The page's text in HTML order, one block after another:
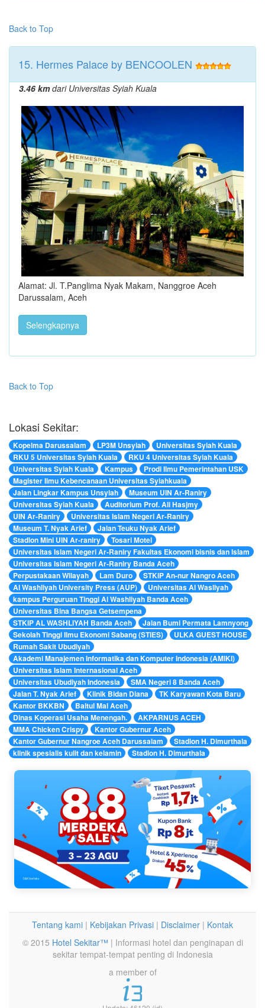
Back to Top
15. Hermes Palace by BENCOOLEN
3.46 kmdari Universitas Syiah Kuala
Alamat: Jl. T.Panglima Nyak Makam, Nanggroe Aceh
Darussalam, Aceh
Selengkapnya
Back to Top
Lokasi Sekitar:
Kopelma Darussalam LP3M Unsyiah
Universitas Syiah Kuala
RKU 5 Universitas Syiah Kuala
RKU 4 Universitas Syiah Kuala
Universitas Syiah Kuala
Kampus
Prodi Ilmu Pemerintahan USK
Magister Ilmu Kebencanaan Universitas Syiahkuala
Jalan Lingkar Kampus Unsyiah
Museum UIN Ar-Raniry
Universitas Syiah Kuala
Auditorium Prof. Ali Hasjmy
UIN Ar-Raniry
Universitas Islam Negeri Ar-Raniry
Museum T. Nyak Arief
Jalan Teuku Nyak Arief
Stadion Mini UIN Ar-raniry
Tosari Motel
Universitas Islam Negeri Ar-Raniry Fakultas Ekonomi bisnis dan Islam
Universitas Islam Negeri Ar-Raniry Banda Aceh
Perpustakaan Wilayah
Lam Duro
STKIP An-nur Nangro Aceh
Al Washliyah University Press (AUP)
Universitas Al Wasliyah
kampus Perguruan Tinggi Al Washliyah Banda Aceh
Universitas Bina Bangsa Getsempena
STKIP AL WASHLIYAH Banda Aceh
Jalan Bumi Permata Lamnyong
Sekolah Tinggi Ilmu Ekonomi Sabang (STIES)
ULKA GUEST HOUSE
Rumah Sakit Ubudiyah
Akademi Manajemen Informatika dan Komputer Indonesia (AMIKI)
Universitas Islam Internasional Aceh
Universitas Ubudiyah Indonesia
SMA Negeri 8 Banda Aceh
Jalan T. Nyak Arief
Klinik Bidan Diana
TK Karyawan Kota Baru
Kantor BKKBN
Baitul Mal Aceh
Dinas Koperasi Usaha Menengah.
AKPARNUS ACEH
MMA Chicken Crispy
Kantor Gubernur Aceh
Kantor Gubernur Nangroe Aceh Darussalam
Stadion H. Dimurthala
klinik spesialis kulit dan kelamin
Stadion H. Dimurthala
Tentang kami | Kebijakan Privasi | Disclaimer | Kontak
© 2015 Hotel Sekitar™ | Informasi hotel dan penginapan di
sekitar tempat-tempat penting di Indonesia
a member of